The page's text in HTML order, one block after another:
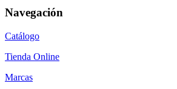
Navegación
Catálogo
Tienda Online
Marcas